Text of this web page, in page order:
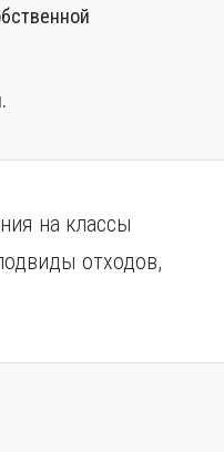
Я
на классы
отходов,